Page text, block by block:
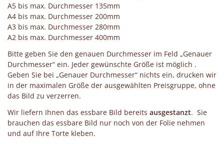
A5 bis max. Durchmesser 135mm
A4 bis max. Durchmesser 200mm
A3 bis max. Durchmesser 280mm
A2 bis max. Durchmesser 400mm
Bitte geben Sie den genauen Durchmesser im Feld „Genauer
Durchmesser“ ein. Jeder gewünschte Größe ist möglich .
Geben Sie bei „Genauer Durchmesser“ nichts ein, drucken wir
in der maximalen Größe der ausgewählten Preisgruppe, ohne
das Bild zu verzerren.
Wir liefern Ihnen das essbare Bild bereits ausgestanzt. Sie
brauchen das essbare Bild nur noch von der Folie nehmen
und auf Ihre Torte kleben.